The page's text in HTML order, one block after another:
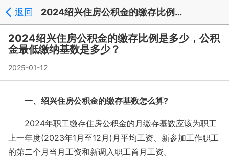
返回 2024绍兴住房公积金的缴存比例是多少，公积金最低缴纳基数是多少？ - 文章中心
2024绍兴住房公积金的缴存比例是多少，公积
金最低缴纳基数是多少？
2025-01-12
一、绍兴住房公积金的缴存基数怎么算?
2024年职工缴存住房公积金的月缴存基数应该为职工
上一年度(2023年1月至12月)月平均工资、新参加工作职工
的第二个月当月工资和新调入职工首月工资。